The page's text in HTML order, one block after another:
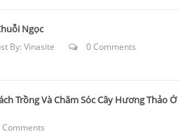
Ngọc
By: Vinasite 0 Comments
Trồng Và Chăm Sóc Cây Hương Thảo Ở
Comments